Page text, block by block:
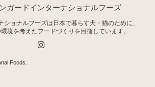
ガードインターナショナルフーズ
ショナルフーズは日本で暮らす犬・猫のために、
境を考えたフードづくりを目指しています。
I
n
Foods